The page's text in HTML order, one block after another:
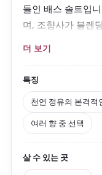
들인 배스 솔트입
며, 조향사가 블렌
향은 레몬그라스＆
프랑킨센스＆샌달
가 있어
력입니다. 소나무
을 배합해, 깊게 숨
로 마무리했습니다.
오스트레일리아의
용하고 식물 유래
더 보기
특징
천연 정유의 본격적
여러 향 중 선택
살 수 있는 곳